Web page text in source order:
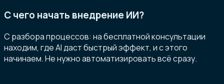
С чего начать внедрение ИИ?
С разбора процессов: на бесплатной консультации
находим, где AI даст быстрый эффект, и с этого
начинаем. Не нужно автоматизировать всё сразу.